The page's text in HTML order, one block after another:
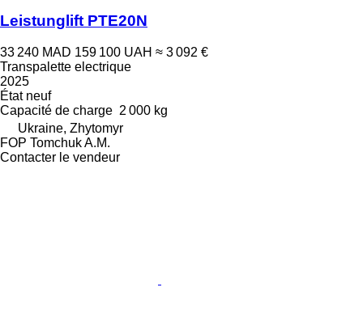
Leistunglift PTE20N
33 240 MAD 159 100 UAH ≈ 3 092 €
Transpalette electrique
2025
Étatneuf
Capacité de charge 2 000 kg
Ukraine, Zhytomyr
FOP Tomchuk A.M.
Contacter le vendeur